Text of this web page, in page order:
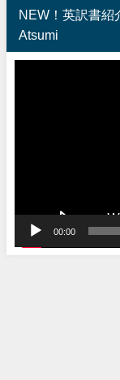
NEW！英訳書紹
Atsumi
00:00